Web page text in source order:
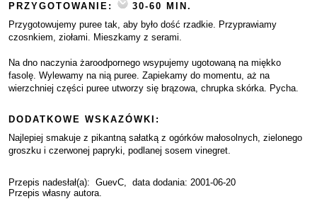
PRZYGOTOWANIE:
30-60 MIN.
Przygotowujemy puree tak, aby było dość rzadkie. Przyprawiamy
czosnkiem, ziołami. Mieszkamy z serami.
Na dno naczynia żaroodpornego wsypujemy ugotowaną na miękko
fasolę. Wylewamy na nią puree. Zapiekamy do momentu, aż na
wierzchniej części puree utworzy się brązowa, chrupka skórka. Pycha.
DODATKOWE WSKAZÓWKI:
Najlepiej smakuje z pikantną sałatką z ogórków małosolnych, zielonego
groszku i czerwonej papryki, podlanej sosem vinegret.
Przepis nadesłał(a): GuevC, data dodania: 2001-06-20
Przepis własny autora.